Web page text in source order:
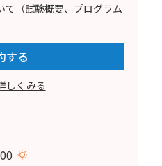
て（試験概要、プログラム
する
しくみる